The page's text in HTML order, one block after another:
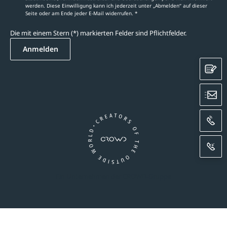
werden. Diese Einwilligung kann ich jederzeit unter „Abmelden‘‘ auf dieser
Seite oder am Ende jeder E-Mail widerrufen. *
Die mit einem Stern (*) markierten Felder sind Pflichtfelder.
Anmelden